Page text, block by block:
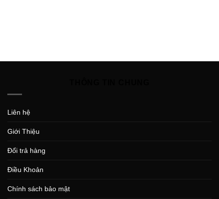
Liên hệ
Giới Thiệu
Đổi trả hàng
Điều Khoản
Chính sách bảo mật